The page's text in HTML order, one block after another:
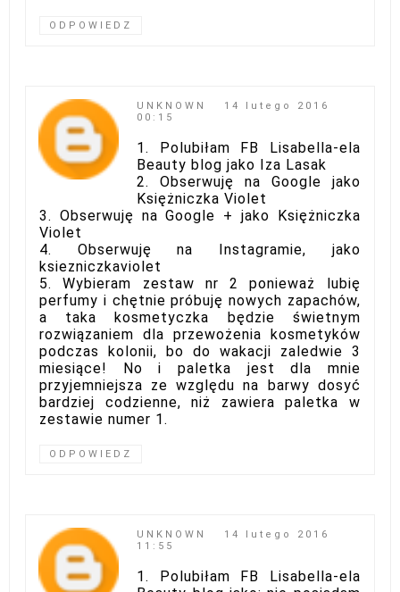
ODPOWIEDZ
UNKNOWN
14 lutego 2016
00:15
1. Polubiłam FB Lisabella-ela
Beauty blog jako Iza Lasak
2. Obserwuję na Google jako
Księżniczka Violet
3. Obserwuję na Google + jako Księżniczka
Violet
4. Obserwuję na Instagramie, jako
ksiezniczkaviolet
5. Wybieram zestaw nr 2 ponieważ lubię
perfumy i chętnie próbuję nowych zapachów,
a taka kosmetyczka będzie świetnym
rozwiązaniem dla przewożenia kosmetyków
podczas kolonii, bo do wakacji zaledwie 3
miesiące! No i paletka jest dla mnie
przyjemniejsza ze względu na barwy dosyć
bardziej codzienne, niż zawiera paletka w
zestawie numer 1.
ODPOWIEDZ
UNKNOWN
14 lutego 2016
11:55
1. Polubiłam FB Lisabella-ela